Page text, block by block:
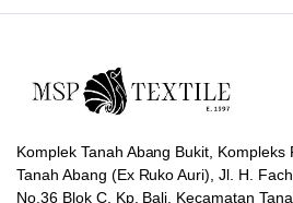
francophones.
Komplek Tanah Abang Bukit, Kompleks
Tanah Abang (Ex Ruko Auri), Jl. H.
No.36 Blok C, Kp. Bali, Kecamatan